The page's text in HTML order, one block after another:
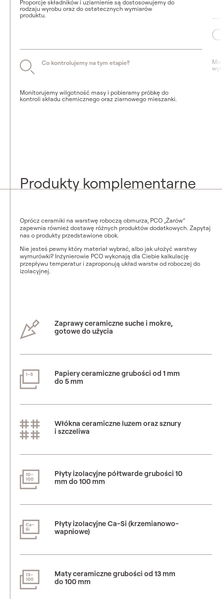
Proporcje składników i uziarnienie są dostosowujemy do
rodzaju wyrobu oraz do ostatecznych wymiarów
produktu.
Co kontrolujemy na tym etapie?
Monitorujemy wilgotność masy i pobieramy próbkę do
kontroli składu chemicznego oraz ziarnowego mieszanki.
Produkty komplementarne
Oprócz ceramiki na warstwę roboczą obmurza, PCO „Żarów”
zapewnia również dostawę różnych produktów dodatkowych. Zapytaj
nas o produkty przedstawione obok.
Nie jesteś pewny który materiał wybrać, albo jak ułożyć warstwy
wymurówki? Inżynierowie PCO wykonają dla Ciebie kalkulację
przepływu temperatur i zaproponują układ warstw od roboczej do
izolacyjnej.
Zaprawy ceramiczne suche i mokre,
gotowe do użycia
Papiery ceramiczne grubości od 1 mm
do 5 mm
Włókna ceramiczne luzem oraz sznury
i szczeliwa
Płyty izolacyjne półtwarde grubości 10
mm do 100 mm
Płyty izolacyjne Ca-Si (krzemianowo-
wapniowe)
Maty ceramiczne grubości od 13 mm
do 100 mm